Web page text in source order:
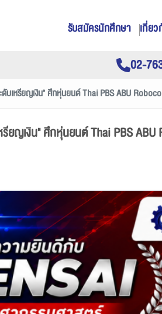
รับสมัครนักศึกษา เกี่ยว
02-
บเหรียญเงิน" ศึกหุ่นยนต์ Thai PBS ABU
ยญเงิน" ศึกหุ่นยนต์ Thai PBS